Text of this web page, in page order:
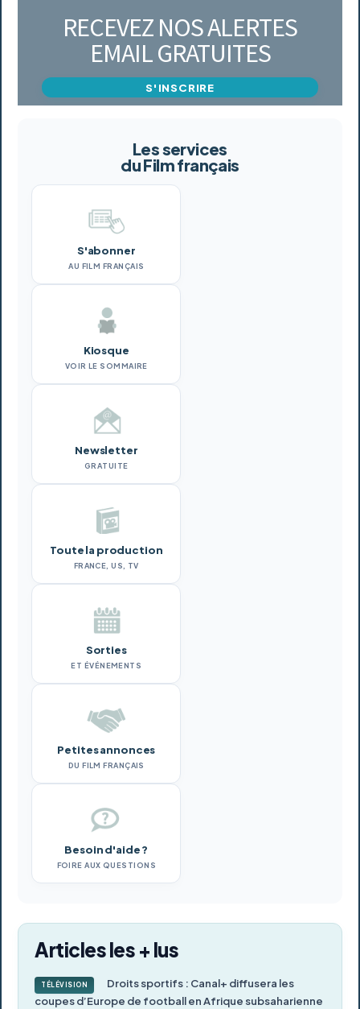
RECEVEZ NOS ALERTES
EMAIL GRATUITES
S'INSCRIRE
Les services
du Film français
S'abonner
AU FILM FRANÇAIS
Kiosque
VOIR LE SOMMAIRE
Newsletter
GRATUITE
Toute la production
FRANCE, US, TV
Sorties
ET ÉVÉNEMENTS
Petites annonces
DU FILM FRANÇAIS
Besoin d'aide ?
FOIRE AUX QUESTIONS
Articles les + lus
TÉLÉVISION
Droits sportifs : Canal+ diffusera les
coupes d’Europe de football en Afrique subsaharienne